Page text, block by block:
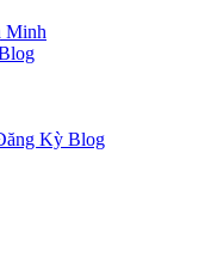
Minh
Kỳ Blog